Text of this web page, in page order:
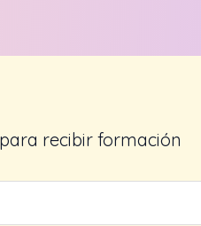
recibir formación